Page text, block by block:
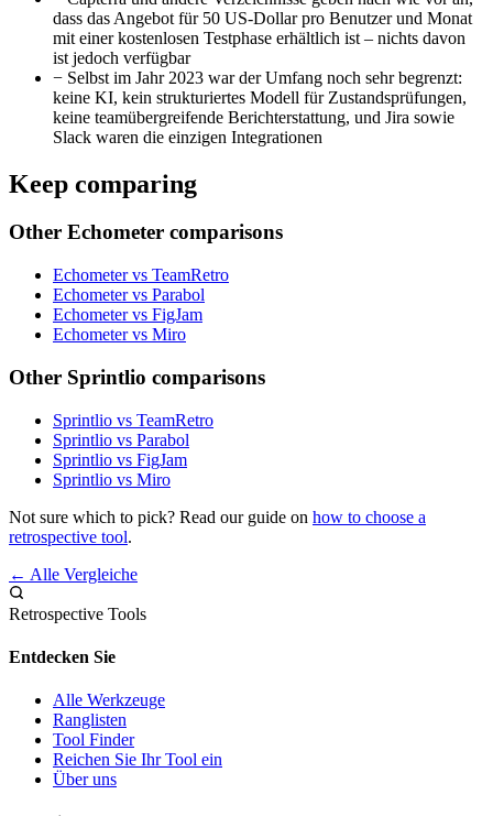
dass das Angebot für 50 US-Dollar pro Benutzer und Monat
mit einer kostenlosen Testphase erhältlich ist – nichts davon
ist jedoch verfügbar
− Selbst im Jahr 2023 war der Umfang noch sehr begrenzt:
keine KI, kein strukturiertes Modell für Zustandsprüfungen,
keine teamübergreifende Berichterstattung, und Jira sowie
Slack waren die einzigen Integrationen
Keep comparing
Other Echometer comparisons
Echometer vs TeamRetro
Echometer vs Parabol
Echometer vs FigJam
Echometer vs Miro
Other Sprintlio comparisons
Sprintlio vs TeamRetro
Sprintlio vs Parabol
Sprintlio vs FigJam
Sprintlio vs Miro
Not sure which to pick? Read our guide on how to choose a
retrospective tool.
← Alle Vergleiche
Retrospective Tools
Entdecken Sie
Alle Werkzeuge
Ranglisten
Tool Finder
Reichen Sie Ihr Tool ein
Über uns